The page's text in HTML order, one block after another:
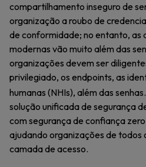
compartilhamento inseguro de
organização a roubo de
de conformidade; no entanto, as
modernas vão muito além das
organizações devem ser
privilegiado, os endpoints, as
humanas (NHIs), além das
solução unificada de segurança
com segurança de confiança
ajudando organizações de
camada de acesso.